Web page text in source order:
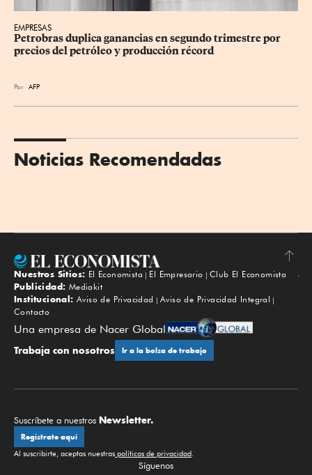
EMPRESAS
Petrobras duplica ganancias en segundo trimestre por
precios del petróleo y producción récord
Por AFP
Noticias Recomendadas
Subir
Nuestros Sitios: El Economista El Empresario
Club El Economista
Publicidad: Mediakit
Institucional: Aviso de Privacidad
Aviso de Privacidad Integral
Contacto
Una empresa de Nacer Global
Trabaja con nosotros Ir a la bolsa de trabajo
Suscríbete a nuestros Newsletter.
Regístrate aquí
Al suscribirte, aceptas nuestras políticas de privacidad.
Síguenos